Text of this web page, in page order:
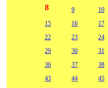
8 9 10
15
16 17
22
23 24
29
30 31
36
37 38
43
44 45